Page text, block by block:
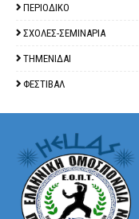
ΠΕΡΙΟΔΙΚΟ
ΣΧΟΛΕΣ-ΣΕΜΙΝΑΡΙΑ
ΤΗΜΕΝΙΔΑΙ
ΦΕΣΤΙΒΑΛ